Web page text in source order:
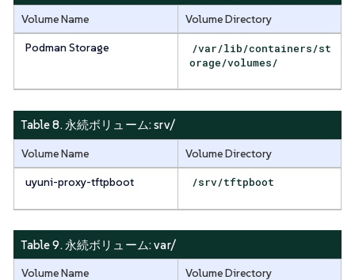
Volume Name
Volume Directory
Podman Storage
/var/lib/containers/st
orage/volumes/
Table 8. 永続ボリューム:srv/
Volume Name
Volume Directory
uyuni-proxy-tftpboot
/srv/tftpboot
Table 9. 永続ボリューム:var/
Volume Name Volume Directory